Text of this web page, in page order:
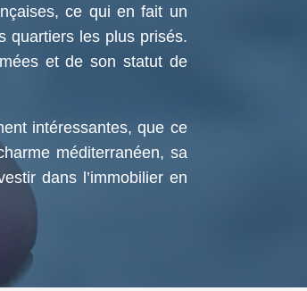
ce qui en fait un
quartiers les plus prisés.
et de son statut de
intéressantes, que ce
méditerranéen, sa
dans l’immobilier en